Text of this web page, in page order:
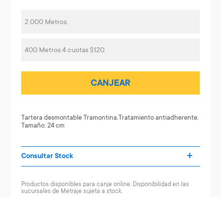
2.000 Metros.
400 Metros 4 cuotas $120
CANJEAR
Tartera desmontable Tramontina.Tratamiento antiadherente.
Tamaño: 24 cm
Consultar Stock
Productos disponibles para canje online. Disponibilidad en las
sucursales de Metraje sujeta a stock.